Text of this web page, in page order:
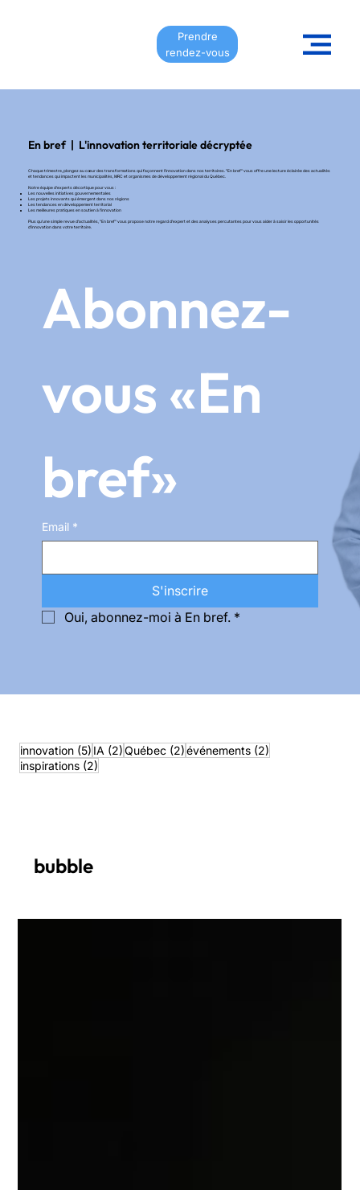
Prendre
rendez-vous
En bref | L'innovation territoriale décryptée
Chaque trimestre, plongez au cœur des transformations qui façonnent l'innovation dans nos territoires. "En bref" vous offre une lecture éclairée des actualités
et tendances qui impactent les municipalités, MRC et organismes de développement régional du Québec.
Notre équipe d'experts décortique pour vous :
Les nouvelles initiatives gouvernementales
Les projets innovants qui émergent dans nos régions
Les tendances en développement territorial
Les meilleures pratiques en soutien à l'innovation
Plus qu'une simple revue d'actualités, "En bref" vous propose notre regard d'expert et des analyses percutantes pour vous aider à saisir les opportunités
d'innovation dans votre territoire.
Abonnez-
vous «En
bref»
Email *
S'inscrire
Oui, abonnez-moi à En bref. *
En bref - innovation
innovation (5) 5 posts
IA (2)2 posts
Québec (2)2 posts
événements (2)
inspirations (2)
bubble